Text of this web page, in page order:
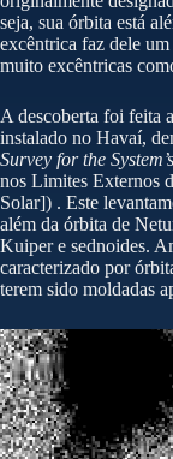
seja, sua órbita está
excêntrica faz dele
muito excêntricas
A descoberta foi feita
instalado no Havaí,
Survey for the
nos Limites Externos
Solar]) . Este
além da órbita de
Kuiper e sednoides.
caracterizado por
terem sido moldadas